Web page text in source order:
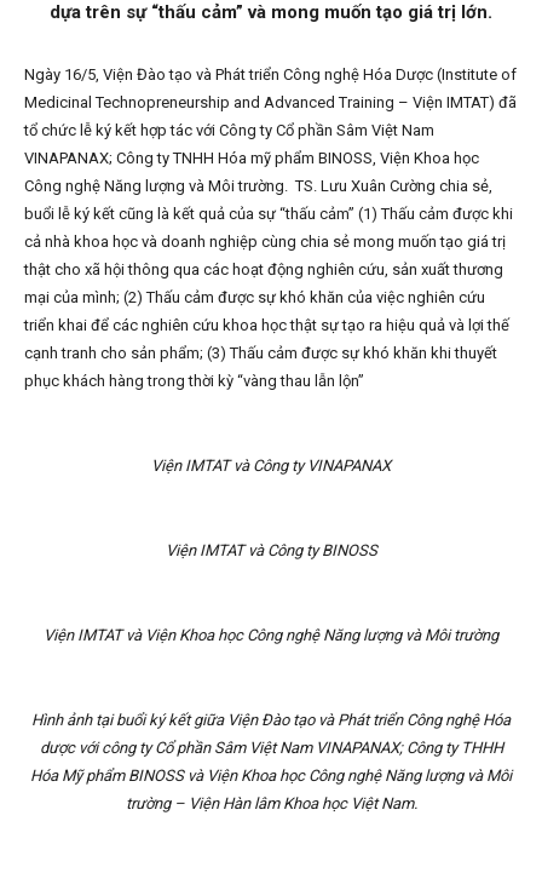
dựa trên sự “thấu cảm” và mong muốn tạo giá trị lớn.
Ngày 16/5, Viện Đào tạo và Phát triển Công nghệ Hóa Dược (Institute of
Medicinal Technopreneurship and Advanced Training – Viện IMTAT) đã
tổ chức lễ ký kết hợp tác với Công ty Cổ phần Sâm Việt Nam
VINAPANAX; Công ty TNHH Hóa mỹ phẩm BINOSS, Viện Khoa học
Công nghệ Năng lượng và Môi trường. TS. Lưu Xuân Cường chia sẻ,
buổi lễ ký kết cũng là kết quả của sự “thấu cảm” (1) Thấu cảm được khi
cả nhà khoa học và doanh nghiệp cùng chia sẻ mong muốn tạo giá trị
thật cho xã hội thông qua các hoạt động nghiên cứu, sản xuất thương
mại của mình; (2) Thấu cảm được sự khó khăn của việc nghiên cứu
triển khai để các nghiên cứu khoa học thật sự tạo ra hiệu quả và lợi thế
cạnh tranh cho sản phẩm; (3) Thấu cảm được sự khó khăn khi thuyết
phục khách hàng trong thời kỳ “vàng thau lẫn lộn”
Viện IMTAT và Công ty VINAPANAX
Viện IMTAT và Công ty BINOSS
Viện IMTAT và Viện Khoa học Công nghệ Năng lượng và Môi trường
Hình ảnh tại buổi ký kết giữa Viện Đào tạo và Phát triển Công nghệ Hóa
dược với công ty Cổ phần Sâm Việt Nam VINAPANAX; Công ty THHH
Hóa Mỹ phẩm BINOSS và Viện Khoa học Công nghệ Năng lượng và Môi
trường – Viện Hàn lâm Khoa học Việt Nam.